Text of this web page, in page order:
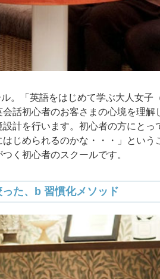
。「英語をはじめて学ぶ大人女子
話初心者のお客さまの心境を理解
計を行います。初心者の方にとっ
じめられるのかな・・・」という
く初心者のスクールです。
た、b 習慣化メソッド